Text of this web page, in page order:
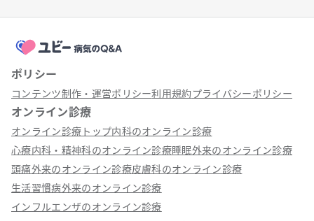
ポリシー
コンテンツ制作・運営ポリシー利用規約プライバシーポリシー
オンライン診療
オンライン診療トップ内科のオンライン診療
心療内科・精神科のオンライン診療睡眠外来のオンライン診療
頭痛外来のオンライン診療皮膚科のオンライン診療
生活習慣病外来のオンライン診療
インフルエンザのオンライン診療